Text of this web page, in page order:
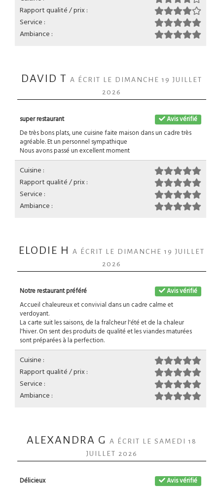
Rapport qualité / prix :
Service :
Ambiance :
DAVID T A ÉCRIT LE DIMANCHE 19 JUILLET
2026
Avis vérifié
super restaurant
De très bons plats, une cuisine faite maison dans un cadre très
agréable. Et un personnel sympathique
Nous avons passé un excellent moment
Cuisine :
Rapport qualité / prix :
Service :
Ambiance :
ELODIE H
A ÉCRIT LE DIMANCHE 19 JUILLET
2026
Avis vérifié
Notre restaurant préféré
Accueil chaleureux et convivial dans un cadre calme et
verdoyant.
La carte suit les saisons, de la fraîcheur l'été et de la chaleur
l'hiver. On sent des produits de qualité et les viandes maturées
sont préparées à la perfection.
Cuisine :
Rapport qualité / prix :
Service :
Ambiance :
ALEXANDRA G
A ÉCRIT LE SAMEDI 18
JUILLET 2026
Avis vérifié
Délicieux